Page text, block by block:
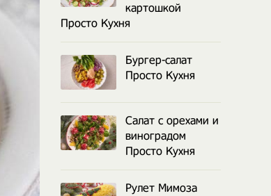
картошкой
Просто Кухня
Бургер-салат
Просто Кухня
Салат с орехами и
виноградом
Просто Кухня
Рулет Мимоза